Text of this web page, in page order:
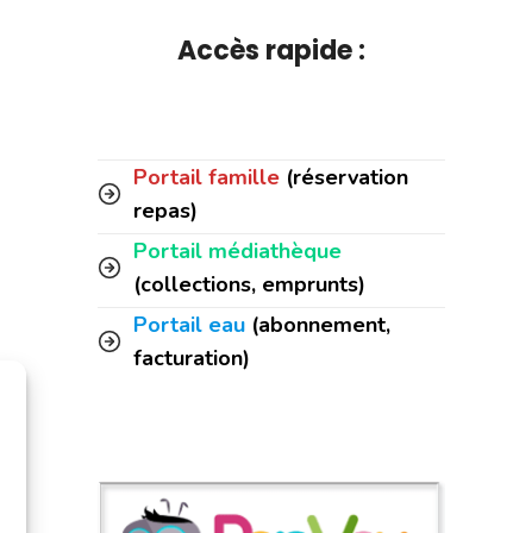
Accès rapide :
Portail famille (réservation
repas)
Portail médiathèque
(collections, emprunts)
Portail eau (abonnement,
facturation)